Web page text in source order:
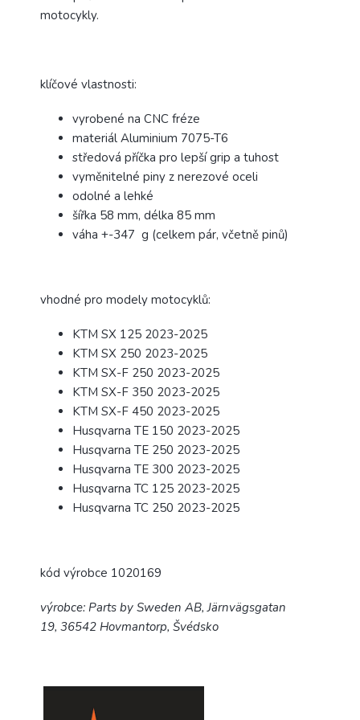
motocykly.
klíčové vlastnosti:
vyrobené na CNC fréze
materiál Aluminium 7075-T6
středová příčka pro lepší grip a tuhost
vyměnitelné piny z nerezové oceli
odolné a lehké
šířka 58 mm, délka 85 mm
váha +-347 g (celkem pár, včetně pinů)
vhodné pro modely motocyklů:
KTM SX 125 2023-2025
KTM SX 250 2023-2025
KTM SX-F 250 2023-2025
KTM SX-F 350 2023-2025
KTM SX-F 450 2023-2025
Husqvarna TE 150 2023-2025
Husqvarna TE 250 2023-2025
Husqvarna TE 300 2023-2025
Husqvarna TC 125 2023-2025
Husqvarna TC 250 2023-2025
kód výrobce 1020169
výrobce: Parts by Sweden AB,Järnvägsgatan
19, 36542 Hovmantorp, Švédsko